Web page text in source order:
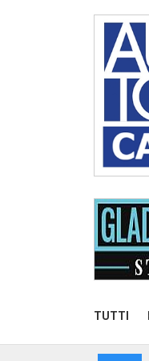
TUTTI